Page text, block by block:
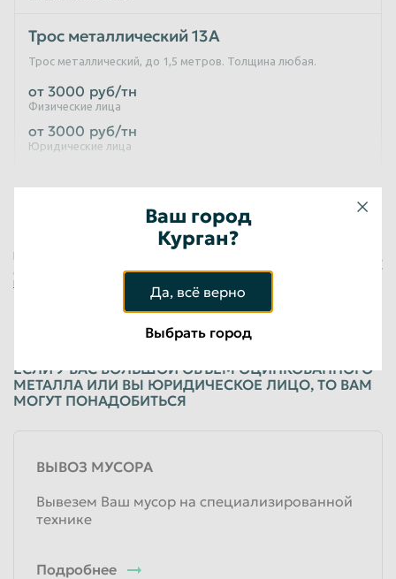
Трос металлический 13А
Трос металлический, до 1,5 метров. Толщина любая.
Физические лица
от 3000 руб/тн
Юридические лица
от 3000 руб/тн
Оцинкованный лом 12АС
Нажимая на кнопку «Оставить заявку», я
Согласие на обработку
персональных данных
+7 (923) 148-54-33
Подробнее об услугах
ЕСЛИ У ВАС БОЛЬШОЙ ОБЪЕМ ОЦИНКОВАННОГО
МЕТАЛЛА ИЛИ ВЫ ЮРИДИЧЕСКОЕ ЛИЦО, ТО ВАМ
МОГУТ ПОНАДОБИТЬСЯ
ВЫВОЗ МУСОРА
Вывезем Ваш мусор на специализированной
технике
Подробнее
Ваш город
Курган?
Да, всё верно
Выбрать город